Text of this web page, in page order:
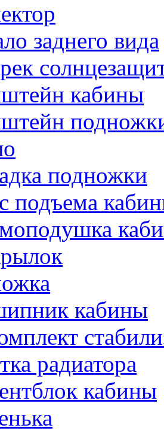
заднего вида
кабины
подножки
подъема
кабины
радиатора
кабины